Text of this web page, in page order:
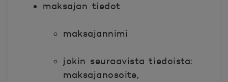
maksajan tiedot
maksajannimi
jokin seuraavista tiedoista:
maksajanosoite,